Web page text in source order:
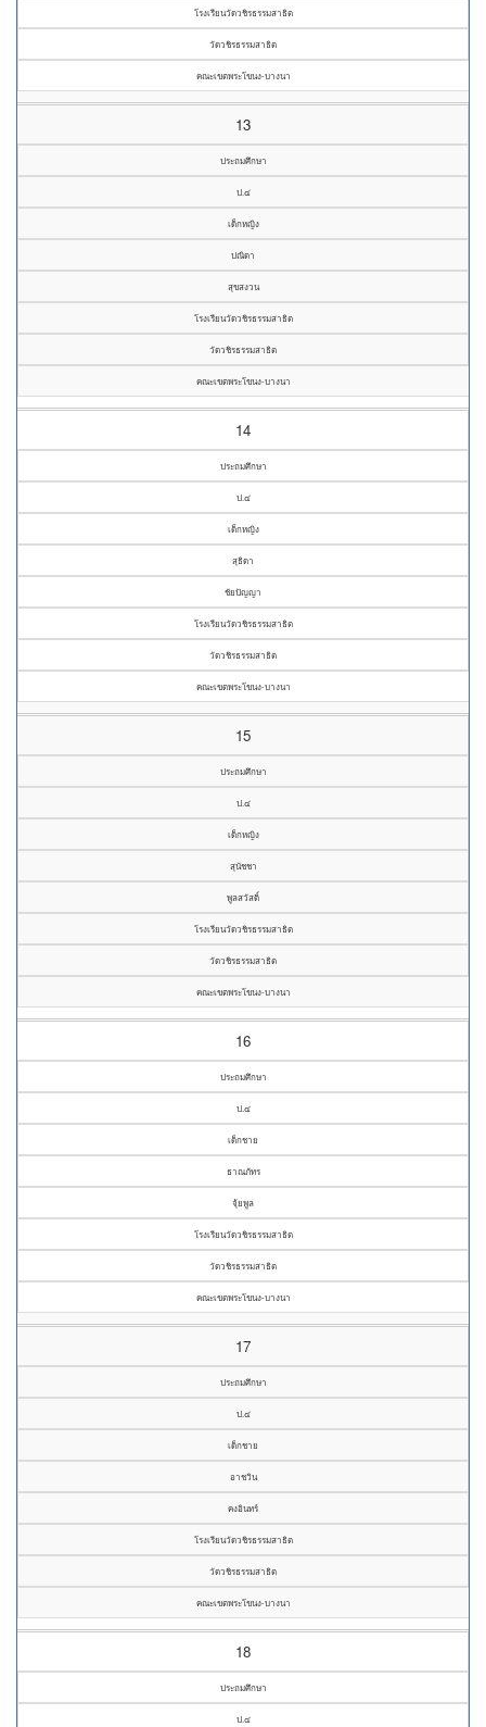
โรงเรียนวัดวชิรธรรมสาธิต
วัดวชิรธรรมสาธิต
คณะเขตพระโขนง-บางนา
13
ประถมศึกษา
ป.๔
เด็กหญิง
ปณิดา
สุขสงวน
โรงเรียนวัดวชิรธรรมสาธิต
วัดวชิรธรรมสาธิต
คณะเขตพระโขนง-บางนา
14
ประถมศึกษา
ป.๔
เด็กหญิง
สุธิดา
ชัยปัญญา
โรงเรียนวัดวชิรธรรมสาธิต
วัดวชิรธรรมสาธิต
คณะเขตพระโขนง-บางนา
15
ประถมศึกษา
ป.๔
เด็กหญิง
สุนัชชา
พูลสวัสดิ์
โรงเรียนวัดวชิรธรรมสาธิต
วัดวชิรธรรมสาธิต
คณะเขตพระโขนง-บางนา
16
ประถมศึกษา
ป.๔
เด็กชาย
ธาณภัทร
จุ้ยพูล
โรงเรียนวัดวชิรธรรมสาธิต
วัดวชิรธรรมสาธิต
คณะเขตพระโขนง-บางนา
17
ประถมศึกษา
ป.๔
เด็กชาย
อาชวิน
คงอินทร์
โรงเรียนวัดวชิรธรรมสาธิต
วัดวชิรธรรมสาธิต
คณะเขตพระโขนง-บางนา
18
ประถมศึกษา
ป.๔